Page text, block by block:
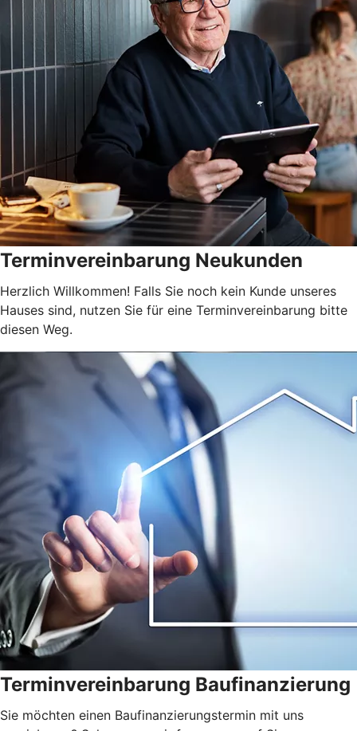
Terminvereinbarung Neukunden
Herzlich Willkommen! Falls Sie noch kein Kunde unseres
Hauses sind, nutzen Sie für eine Terminvereinbarung bitte
diesen Weg.
Terminvereinbarung Baufinanzierung
Sie möchten einen Baufinanzierungstermin mit uns